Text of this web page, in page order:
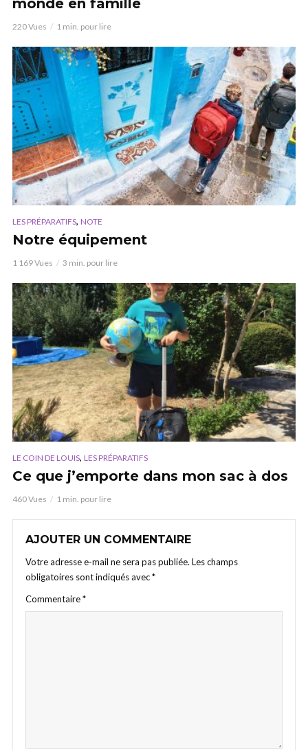
monde en famille
220 Vues 1 min. pour lire
LES PRÉPARATIFS, NOTE
Notre équipement
1 169 Vues 3 min. pour lire
LE COIN DE LOUIS, LES PRÉPARATIFS
Ce que j’emporte dans mon sac à dos
460 Vues 1 min. pour lire
AJOUTER UN COMMENTAIRE
Votre adresse e-mail ne sera pas publiée. Les champs
obligatoires sont indiqués avec*
Commentaire*